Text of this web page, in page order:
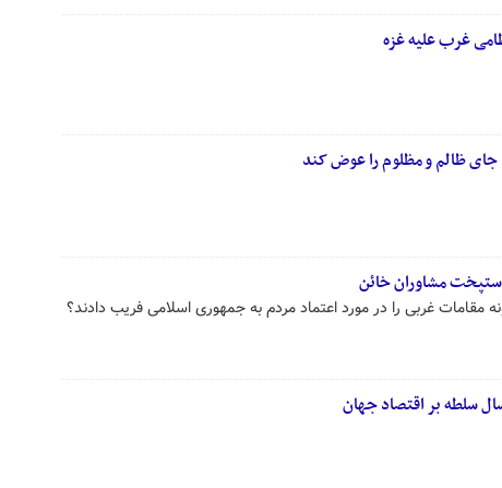
غرب علیه غزه
ظالم و مظلوم را عوض کند
مشاوران خائن
مقامات غربی را در مورد اعتماد مردم به جمهوری اسلامی فریب دادند؟